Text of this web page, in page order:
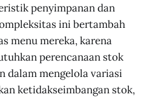
penyimpanan dan
ini bertambah
menu mereka, karena
perencanaan stok
dalam mengelola variasi
ketidakseimbangan stok,